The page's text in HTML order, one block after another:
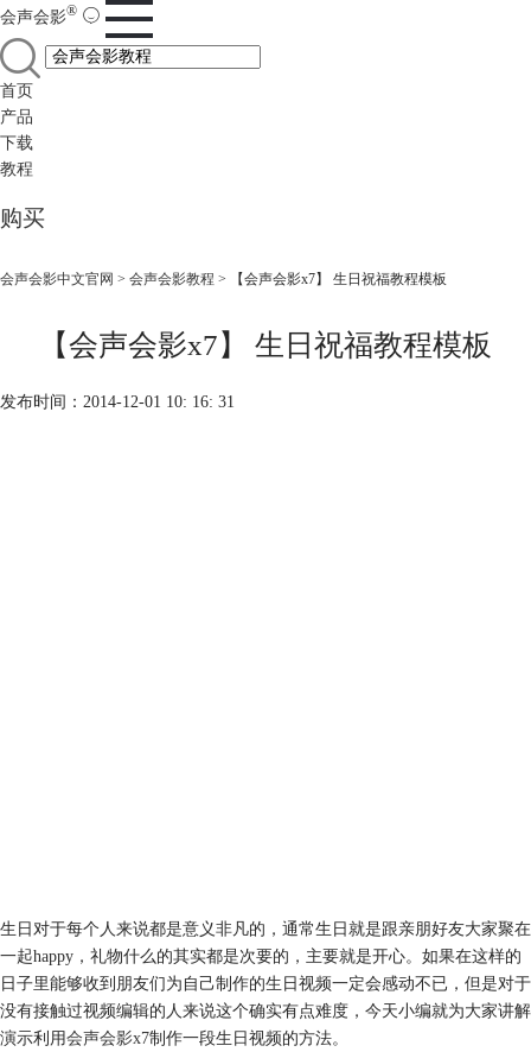
会声会影®
首页
产品
下载
教程
购买
会声会影中文官网 > 会声会影教程 > 【会声会影x7】 生日祝福教程模板
【会声会影x7】 生日祝福教程模板
发布时间：2014-12-01 10: 16: 31
生日对于每个人来说都是意义非凡的，通常生日就是跟亲朋好友大家聚在
一起happy，礼物什么的其实都是次要的，主要就是开心。如果在这样的
日子里能够收到朋友们为自己制作的生日视频一定会感动不已，但是对于
没有接触过视频编辑的人来说这个确实有点难度，今天小编就为大家讲解
演示利用会声会影x7制作一段生日视频的方法。